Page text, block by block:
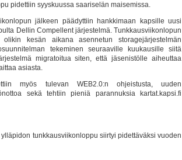
pidettiin syyskuussa saariselän maisemissa.
jälkeen päädyttiin hankkimaan kapsille uusi
Dellin Compellent järjestelmä. Tunkkausviikonlopun
olikin kesän aikana asennetun storagejärjestelmän
tekeminen seuraaville kuukausille siitä
migratoitua siten, että jäsenistölle aiheuttaa
asiasta.
myös tulevan WEB2.0:n ohjeistusta, uuden
sekä tehtiin pieniä parannuksia kartat.kapsi.fi
tunkkausviikonloppu siirtyi pidettäväksi vuoden